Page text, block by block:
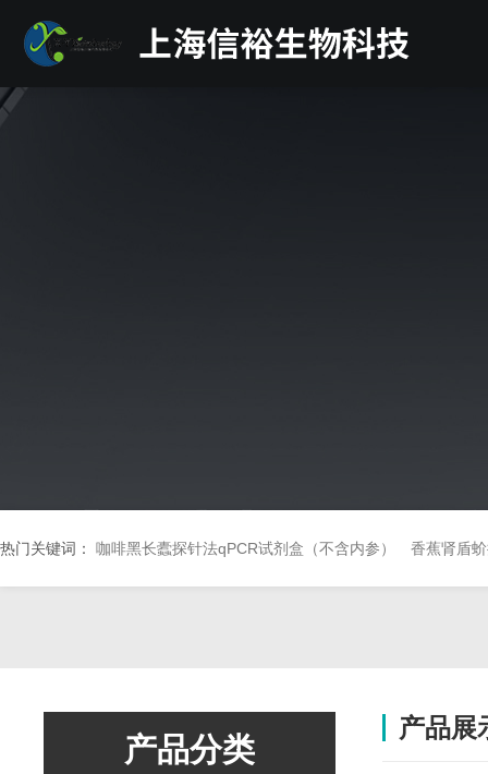
热门关键词： 咖啡黑长蠹探针法qPCR试剂盒（不含内参） 香蕉肾盾
产品分类
产品展